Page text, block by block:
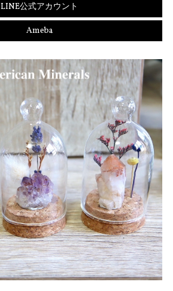
LINE公式アカウント
Ameba